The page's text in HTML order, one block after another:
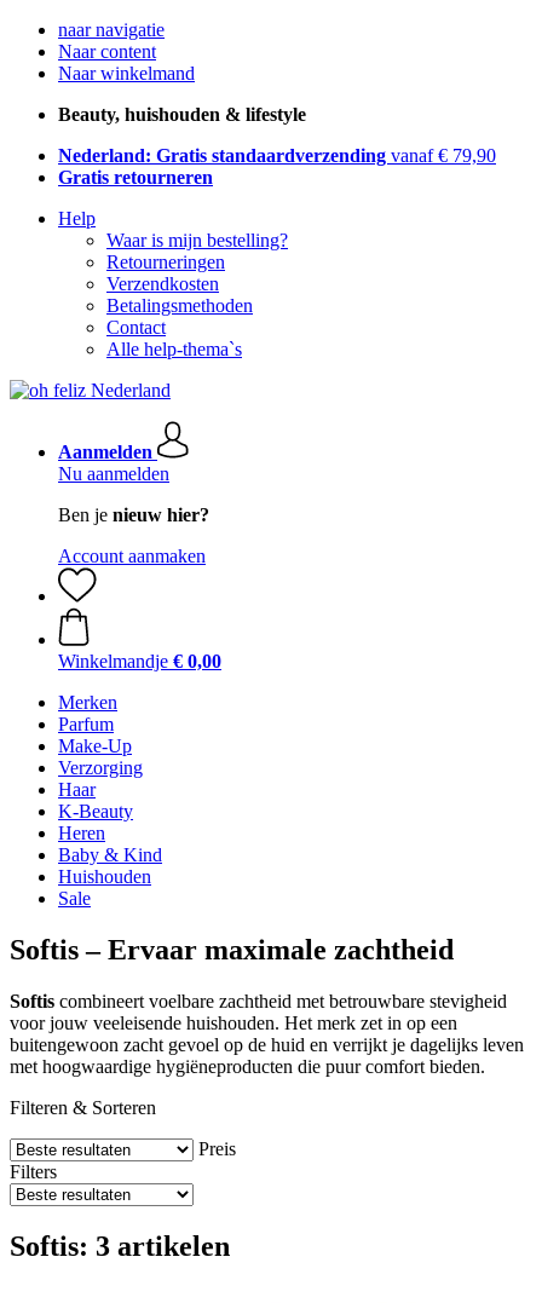
naar navigatie
Naar content
Naar winkelmand
Beauty, huishouden & lifestyle
Nederland: Gratis standaardverzending vanaf € 79,90
Gratis retourneren
Help
Waar is mijn bestelling?
Retourneringen
Verzendkosten
Betalingsmethoden
Contact
Alle help-thema`s
Aanmelden
Nu aanmelden
Ben je nieuw hier?
Account aanmaken
Winkelmandje € 0,00
Merken
Parfum
Make-Up
Verzorging
Haar
K-Beauty
Heren
Baby & Kind
Huishouden
Sale
Softis – Ervaar maximale zachtheid
Softis combineert voelbare zachtheid met betrouwbare stevigheid
voor jouw veeleisende huishouden. Het merk zet in op een
buitengewoon zacht gevoel op de huid en verrijkt je dagelijks leven
met hoogwaardige hygiëneproducten die puur comfort bieden.
Filteren & Sorteren
Preis
Filters
Softis: 3 artikelen